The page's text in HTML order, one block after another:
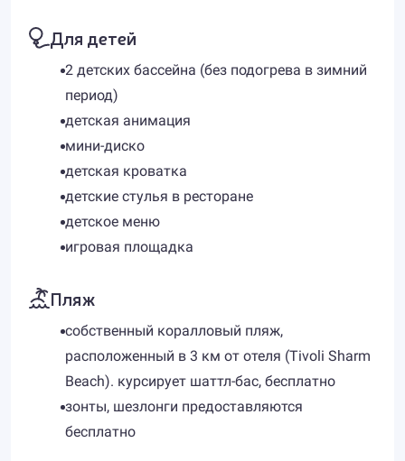
Для детей
2 детских бассейна (без подогрева в зимний
период)
детская анимация
мини-диско
детская кроватка
детские стулья в ресторане
детское меню
игровая площадка
Пляж
собственный коралловый пляж,
расположенный в 3 км от отеля (Tivoli Sharm
Beach). курсирует шаттл-бас, бесплатно
зонты, шезлонги предоставляются
бесплатно